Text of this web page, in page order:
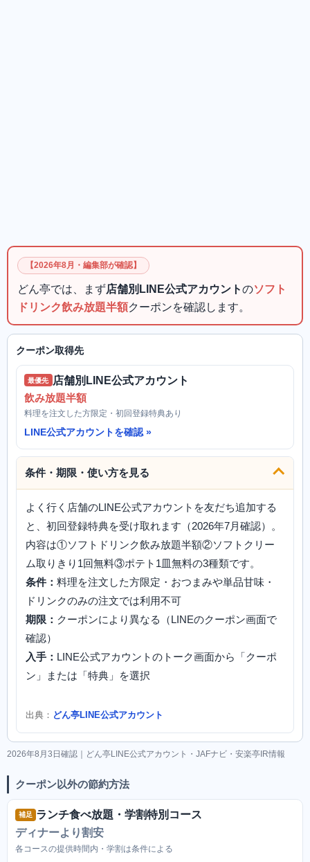
【2026年8月・編集部が確認】
どん亭では、まず店舗別LINE公式アカウントのソフト
ドリンク飲み放題半額クーポンを確認します。
クーポン取得先
最優先
店舗別LINE公式アカウント
飲み放題半額
料理を注文した方限定・初回登録特典あり
LINE公式アカウントを確認
条件・期限・使い方を見る
よく行く店舗のLINE公式アカウントを友だち追加する
と、初回登録特典を受け取れます（2026年7月確認）。
内容は①ソフトドリンク飲み放題半額②ソフトクリー
ム取りきり1回無料③ポテト1皿無料の3種類です。
条件： 料理を注文した方限定・おつまみや単品甘味・
ドリンクのみの注文では利用不可
期限： クーポンにより異なる（LINEのクーポン画面で
確認）
入手： LINE公式アカウントのトーク画面から「クーポ
ン」または「特典」を選択
出典： どん亭LINE公式アカウント
2026年8月3日確認｜どん亭LINE公式アカウント・JAFナビ・安楽亭IR情報
クーポン以外の節約方法
補足 ランチ食べ放題・学割特別コース
ディナーより割安
各コースの提供時間内・学割は条件による